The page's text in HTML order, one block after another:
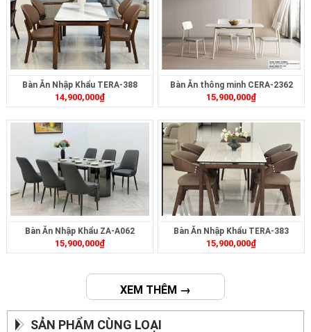
Bàn Ăn Nhập Khẩu TERA-388
14,900,000₫
Bàn Ăn thông minh CERA-2362
15,900,000₫
Bàn Ăn Nhập Khẩu ZA-A062
15,900,000₫
Bàn Ăn Nhập Khẩu TERA-383
15,900,000₫
XEM THÊM →
SẢN PHẨM CÙNG LOẠI